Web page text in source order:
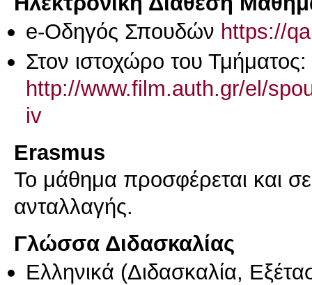
e-Οδηγός Σπουδών https://
Στον ιστοχώρο του Τμήματος:
http://www.film.auth.gr/el/
iv
Erasmus
Το μάθημα προσφέρεται και
ανταλλαγής.
Γλώσσα Διδασκαλίας
Ελληνικά (Διδασκαλία,